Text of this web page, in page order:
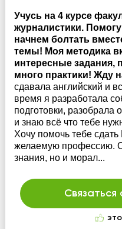
Учусь на 4 курсе
журналистики.
начнем болтать
темы! Моя методика
интересные
много практики! Жду
сдавала английский и
время я разработала
подготовки,
и знаю всё что тебе
Хочу помочь тебе
желаемую профессию.
знания, но и морал...